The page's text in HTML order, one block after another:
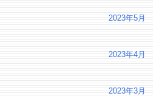
2023年5月
2023年4月
2023年3月